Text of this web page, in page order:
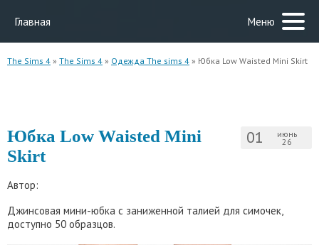
Главная Меню
The Sims 4 » The Sims 4 » Одежда The sims 4 » Юбка Low Waisted Mini Skirt
01 июнь
26
Юбка Low Waisted Mini
Skirt
Автор:
Джинсовая мини-юбка с заниженной талией для симочек,
доступно 50 образцов.